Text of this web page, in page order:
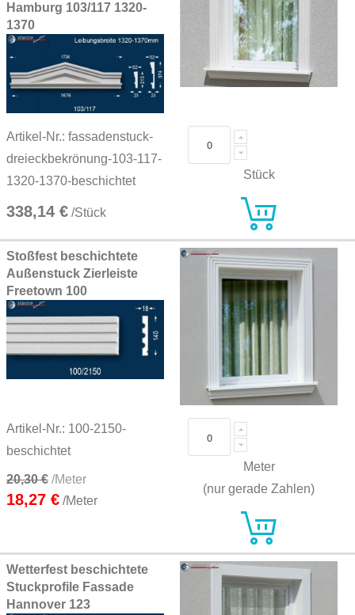
Hamburg 103/117 1320-
1370
Artikel-Nr.: fassadenstuck-
dreieckbekrönung-103-117-
1320-1370-beschichtet
338,14 € /Stück
Stück
Stoßfest beschichtete
Außenstuck Zierleiste
Freetown 100
Artikel-Nr.: 100-2150-
beschichtet
20,30 € /Meter
18,27 € /Meter
Meter
(nur gerade Zahlen)
Wetterfest beschichtete
Stuckprofile Fassade
Hannover 123